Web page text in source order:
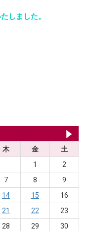
しました。
木 金
土
1
2
7 8
9
14 15
16
21 22
23
28 29
30